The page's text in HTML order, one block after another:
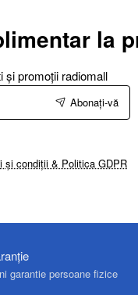
la
și promoții radiomall
Abonați-vă
și condiții & Politica GDPR
garantie persoane fizice